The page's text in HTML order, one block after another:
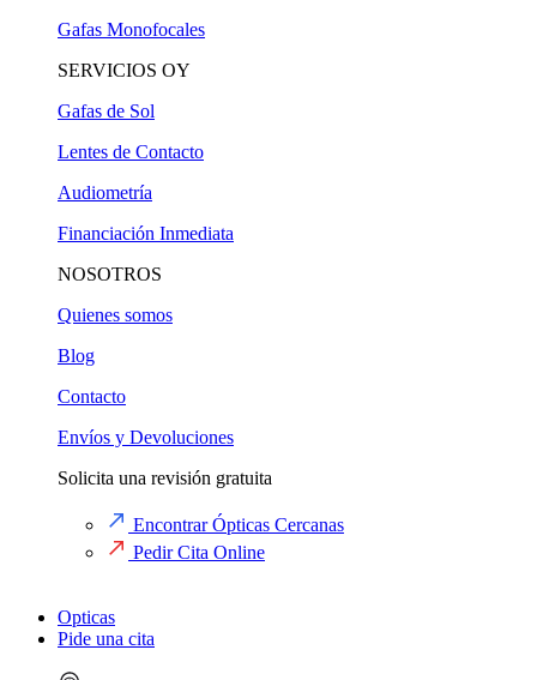
Gafas Monofocales
SERVICIOS OY
Gafas de Sol
Lentes de Contacto
Audiometría
Financiación Inmediata
NOSOTROS
Quienes somos
Blog
Contacto
Envíos y Devoluciones
Solicita una revisión gratuita
Encontrar Ópticas Cercanas
Pedir Cita Online
Opticas
Pide una cita